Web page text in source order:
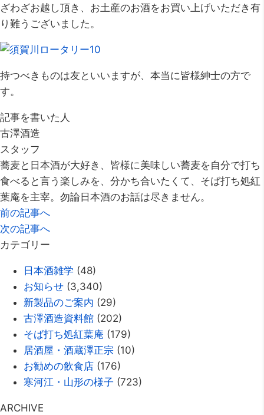
ざわざお越し頂き、お土産のお酒をお買い上げいただき有
り難うございました。
持つべきものは友といいますが、本当に皆様紳士の方で
す。
記事を書いた人
古澤酒造
スタッフ
蕎麦と日本酒が大好き、皆様に美味しい蕎麦を自分で打ち
食べると言う楽しみを、分かち合いたくて、そば打ち処紅
葉庵を主宰。勿論日本酒のお話は尽きません。
前の記事へ
次の記事へ
カテゴリー
日本酒雑学 (48)
お知らせ (3,340)
新製品のご案内 (29)
古澤酒造資料館 (202)
そば打ち処紅葉庵 (179)
居酒屋・酒蔵澤正宗 (10)
お勧めの飲食店 (176)
寒河江・山形の様子 (723)
ARCHIVE